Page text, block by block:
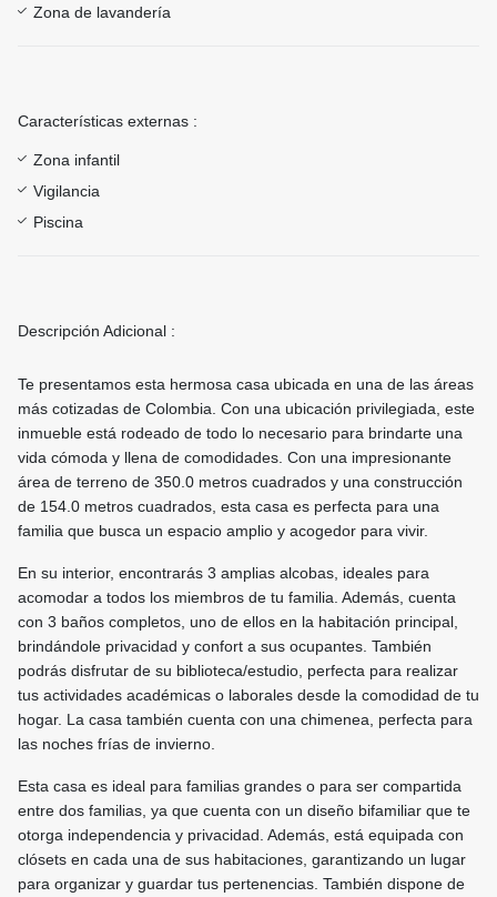
Zona de lavandería
Características externas :
Zona infantil
Vigilancia
Piscina
Descripción Adicional :
Te presentamos esta hermosa casa ubicada en una de las áreas
más cotizadas de Colombia. Con una ubicación privilegiada, este
inmueble está rodeado de todo lo necesario para brindarte una
vida cómoda y llena de comodidades. Con una impresionante
área de terreno de 350.0 metros cuadrados y una construcción
de 154.0 metros cuadrados, esta casa es perfecta para una
familia que busca un espacio amplio y acogedor para vivir.
En su interior, encontrarás 3 amplias alcobas, ideales para
acomodar a todos los miembros de tu familia. Además, cuenta
con 3 baños completos, uno de ellos en la habitación principal,
brindándole privacidad y confort a sus ocupantes. También
podrás disfrutar de su biblioteca/estudio, perfecta para realizar
tus actividades académicas o laborales desde la comodidad de tu
hogar. La casa también cuenta con una chimenea, perfecta para
las noches frías de invierno.
Esta casa es ideal para familias grandes o para ser compartida
entre dos familias, ya que cuenta con un diseño bifamiliar que te
otorga independencia y privacidad. Además, está equipada con
clósets en cada una de sus habitaciones, garantizando un lugar
para organizar y guardar tus pertenencias. También dispone de